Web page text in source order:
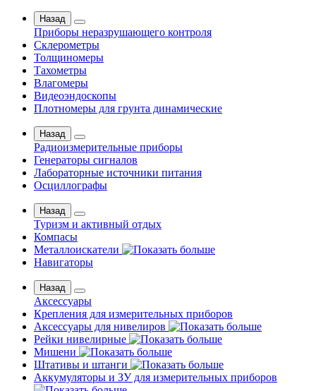
Назад
Приборы неразрушающего контроля
Склерометры
Толщиномеры
Тахометры
Влагомеры
Видеоэндоскопы
Плотномеры для грунта динамические
Назад
Радиоизмерительные приборы
Генераторы сигналов
Лабораторные источники питания
Осциллографы
Назад
Туризм и активный отдых
Компасы
Металлоискатели
Навигаторы
Назад
Аксессуары
Крепления для измерительных приборов
Аксессуары для нивелиров
Рейки нивелирные
Мишени
Штативы и штанги
Аккумуляторы и ЗУ для измерительных приборов